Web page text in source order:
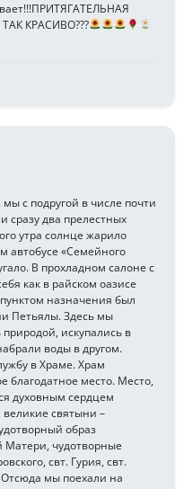
КРАСИВО???
с подругой в числе почти
сразу два прелестных
утра солнце жарило
автобусе «Семейного
В прохладном салоне с
как в райском оазисе
назначения был
Петьялы. Здесь мы
искупались в
воды в другом.
в Храме. Храм
благодатное место. Место,
духовным сердцем
великие святыни –
образ
чудотворные
свт. Гурия, свт.
мы поехали на